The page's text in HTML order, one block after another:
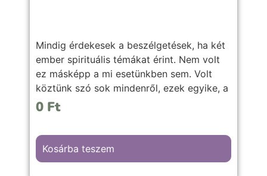
Mindig érdekesek a beszélgetések, ha két
ember spirituális témákat érint. Nem volt
ez másképp a mi esetünkben sem. Volt
köztünk szó sok mindenről, ezek egyike, a
reinkarnáció kérdése is lenyűgöző volt
részét adom most közre.
0 Ft
Kosárba teszem